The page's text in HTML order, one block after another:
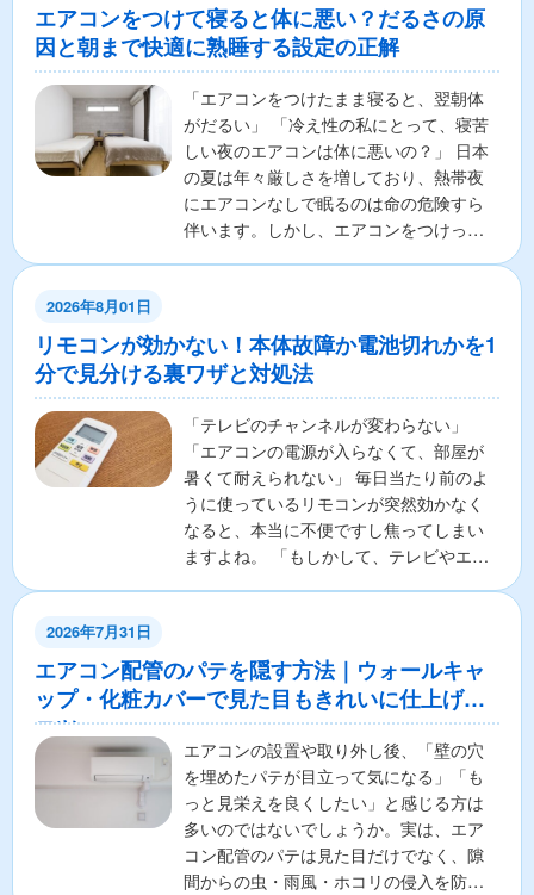
エアコンをつけて寝ると体に悪い？だるさの原
因と朝まで快適に熟睡する設定の正解
「エアコンをつけたまま寝ると、翌朝体
がだるい」 「冷え性の私にとって、寝苦
しい夜のエアコンは体に悪いの？」 日本
の夏は年々厳しさを増しており、熱帯夜
にエアコンなしで眠るのは命の危険すら
伴います。しかし、エアコンをつけっぱ
2026年8月01日
リモコンが効かない！本体故障か電池切れかを1
分で見分ける裏ワザと対処法
「テレビのチャンネルが変わらない」
「エアコンの電源が入らなくて、部屋が
暑くて耐えられない」 毎日当たり前のよ
うに使っているリモコンが突然効かなく
なると、本当に不便ですし焦ってしまい
ますよね。 「もしかして、テレビやエア
2026年7月31日
エアコン配管のパテを隠す方法｜ウォールキャ
ップ・化粧カバーで見た目もきれいに仕上げる
コツ
エアコンの設置や取り外し後、「壁の穴
を埋めたパテが目立って気になる」「も
っと見栄えを良くしたい」と感じる方は
多いのではないでしょうか。実は、エア
コン配管のパテは見た目だけでなく、隙
間からの虫・雨風・ホコリの侵入を防ぐ